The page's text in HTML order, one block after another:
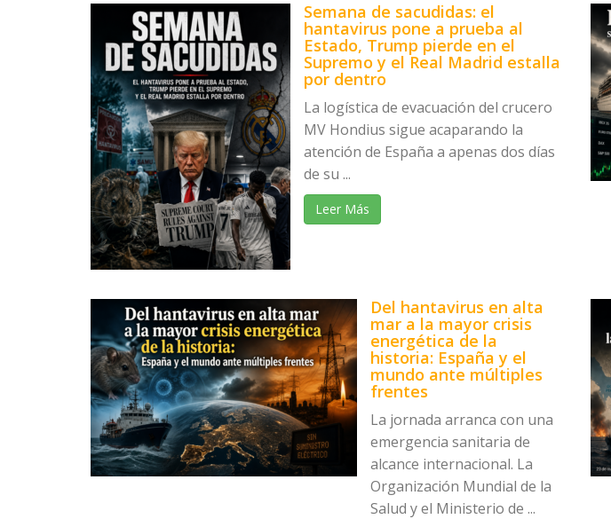
Semana de sacudidas: el
hantavirus pone a prueba al
Estado, Trump pierde en el
Supremo y el Real Madrid estalla
por dentro
La logística de evacuación del crucero
MV Hondius sigue acaparando la
atención de España a apenas dos días
de su ...
Leer Más
Del hantavirus en alta
mar a la mayor crisis
energética de la
historia: España y el
mundo ante múltiples
frentes
La jornada arranca con una
emergencia sanitaria de
alcance internacional. La
Organización Mundial de la
Salud y el Ministerio de ...